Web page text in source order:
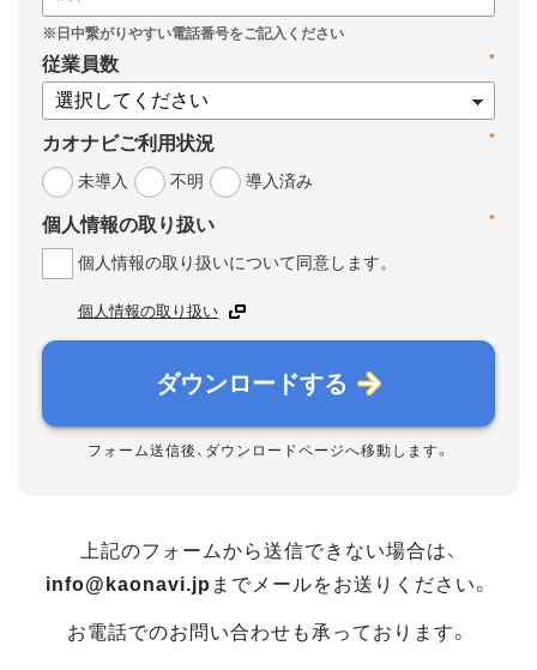
*
従業員数
*
カオナビご利用状況
未導入
不明 導入済み
*
個人情報の取り扱い
個人情報の取り扱いについて同意します。
個人情報の取り扱い
ダウンロードする
フォーム送信後、ダウンロードページへ移動します。
上記のフォームから送信できない場合は、
info@kaonavi.jp までメールをお送りください。
お電話でのお問い合わせも承っております。